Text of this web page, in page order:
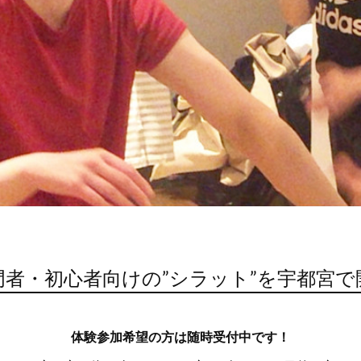
者・初心者向けの”シラット”を宇都宮で
体験参加希望の方は随時受付中です！